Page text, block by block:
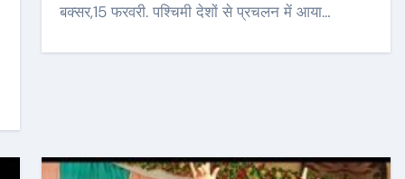
बक्सर,15 फरवरी. पश्चिमी देशों से प्रचलन में आया…